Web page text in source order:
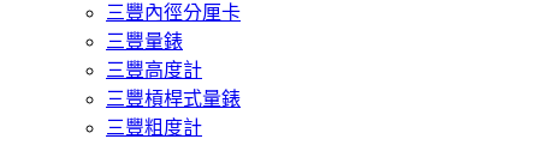
三豐內徑分厘卡
三豐量錶
三豐高度計
三豐槓桿式量錶
三豐粗度計